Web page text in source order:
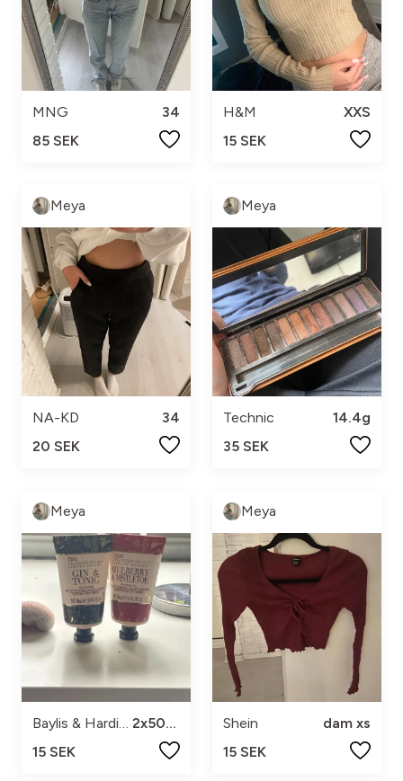
MNG
34
85 SEK
H&M
XXS
15 SEK
Meya
NA-KD
34
20 SEK
Meya
Technic
14.4g
35 SEK
Meya
Baylis & Harding
2x50ml
15 SEK
Meya
Shein
dam xs
15 SEK